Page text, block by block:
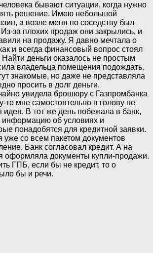
бывают ситуации, когда нужно
решение. Имею небольшой
а возле меня по соседству был
за плохих продаж они закрылись, и
на продажу. Я давно мечтала о
и всегда финансовый вопрос стоял
деньги оказалось не простым
владельца помещения подождать.
знакомые, но даже не представляла
просить в долг деньги.
увидела брошюру с Газпромбанка
то мне самостоятельно в голову не
В тот же день побежала в банк,
информацию об условиях и
понадобятся для кредитной заявки.
со всем пакетом документов
Банк согласовал кредит. А на
оформляла документы купли-продажи.
ГПБ, если бы не кредит, то о
бы и речи.